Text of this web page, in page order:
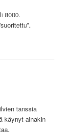
8000.
tanssia
käynyt ainakin